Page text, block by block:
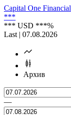
Capital One Financial
***
*** USD ***%
Last | 07.08.2026
Архив
—